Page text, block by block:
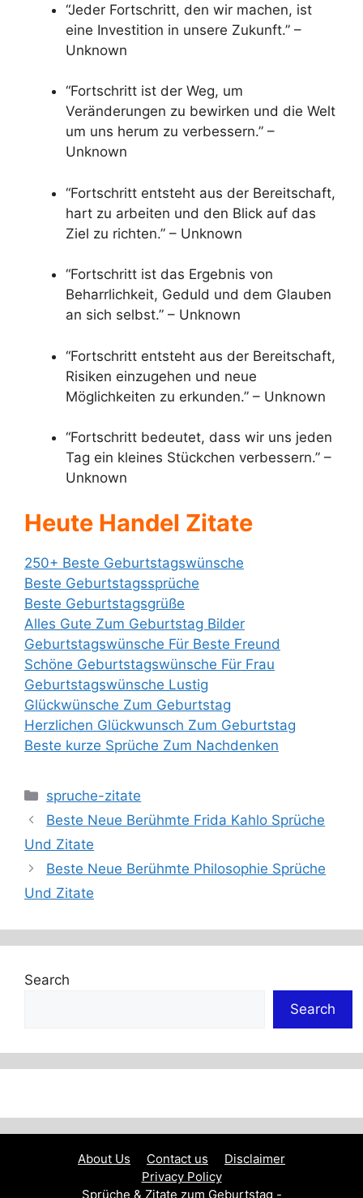
“Jeder Fortschritt, den wir machen, ist
eine Investition in unsere Zukunft.” –
Unknown
“Fortschritt ist der Weg, um
Veränderungen zu bewirken und die Welt
um uns herum zu verbessern.” –
Unknown
“Fortschritt entsteht aus der Bereitschaft,
hart zu arbeiten und den Blick auf das
Ziel zu richten.” – Unknown
“Fortschritt ist das Ergebnis von
Beharrlichkeit, Geduld und dem Glauben
an sich selbst.” – Unknown
“Fortschritt entsteht aus der Bereitschaft,
Risiken einzugehen und neue
Möglichkeiten zu erkunden.” – Unknown
“Fortschritt bedeutet, dass wir uns jeden
Tag ein kleines Stückchen verbessern.” –
Unknown
Heute Handel Zitate
250+ Beste Geburtstagswünsche
Beste Geburtstagssprüche
Beste Geburtstagsgrüße
Alles Gute Zum Geburtstag Bilder
Geburtstagswünsche Für Beste Freund
Schöne Geburtstagswünsche Für Frau
Geburtstagswünsche Lustig
Glückwünsche Zum Geburtstag
Herzlichen Glückwunsch Zum Geburtstag
Beste kurze Sprüche Zum Nachdenken
Categories
spruche-zitate
Beste Neue Berühmte Frida Kahlo Sprüche
Und Zitate
Beste Neue Berühmte Philosophie Sprüche
Und Zitate
Search
Search
About Us Contact us
Disclaimer
Privacy Policy
Sprüche & Zitate zum Geburtstag -